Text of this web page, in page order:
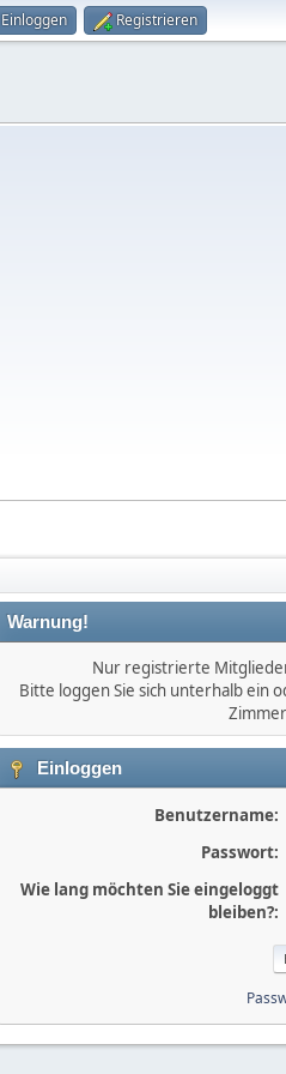
Einloggen Registrieren
Warnung!
Nur registrierte
Bitte loggen Sie sich unterhalb ein
Einloggen
Benutzername:
Passwort:
Wie lang möchten Sie eingeloggt
bleiben?: